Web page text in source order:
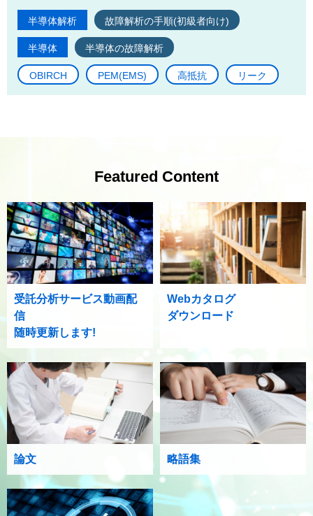
半導体解析 故障解析の手順(初級者向け)
半導体 半導体の故障解析
OBIRCH PEM(EMS) 高抵抗 リーク
Featured Content
受託分析サービス動画配
信
随時更新します!
Webカタログ
ダウンロード
論文 略語集